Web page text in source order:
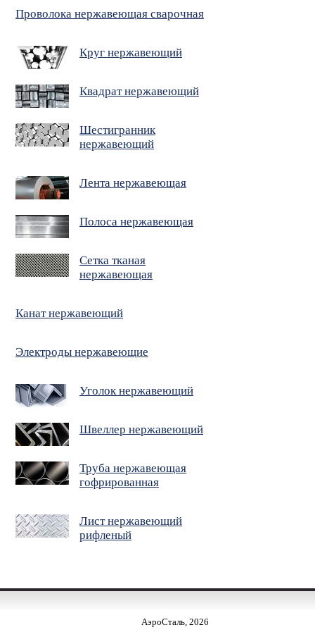
Проволока нержавеющая сварочная
Круг нержавеющий
Квадрат нержавеющий
Шестигранник
нержавеющий
Лента нержавеющая
Полоса нержавеющая
Сетка тканая
нержавеющая
Канат нержавеющий
Электроды нержавеющие
Уголок нержавеющий
Швеллер нержавеющий
Труба нержавеющая
гофрированная
Лист нержавеющий
рифленый
АэроСталь, 2026